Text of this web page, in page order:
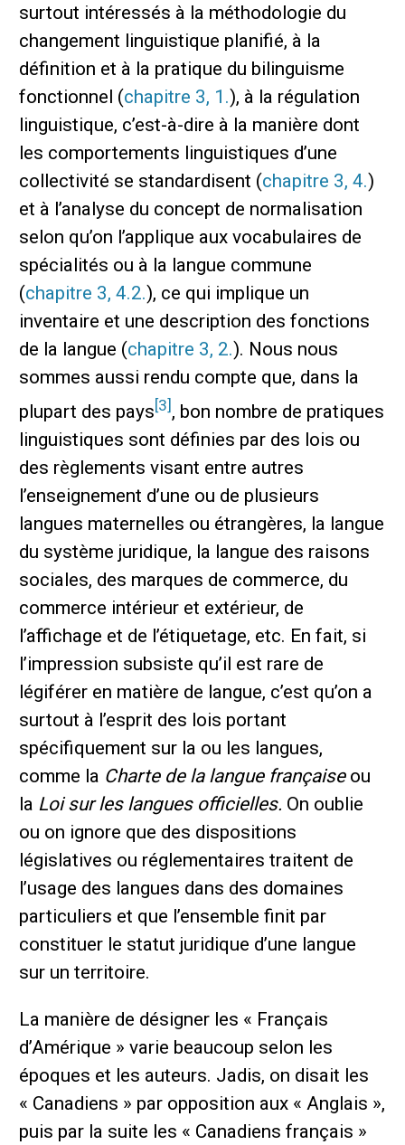
surtout intéressés à la méthodologie du
changement linguistique planifié, à la
définition et à la pratique du bilinguisme
fonctionnel (chapitre 3, 1.), à la régulation
linguistique, c’est-à-dire à la manière dont
les comportements linguistiques d’une
collectivité se standardisent (chapitre 3, 4.)
et à l’analyse du concept de normalisation
selon qu’on l’applique aux vocabulaires de
spécialités ou à la langue commune
(chapitre 3, 4.2.), ce qui implique un
inventaire et une description des fonctions
de la langue (chapitre 3, 2.). Nous nous
sommes aussi rendu compte que, dans la
plupart des pays[3] , bon nombre de pratiques
linguistiques sont définies par des lois ou
des règlements visant entre autres
l’enseignement d’une ou de plusieurs
langues maternelles ou étrangères, la langue
du système juridique, la langue des raisons
sociales, des marques de commerce, du
commerce intérieur et extérieur, de
l’affichage et de l’étiquetage, etc. En fait, si
l’impression subsiste qu’il est rare de
légiférer en matière de langue, c’est qu’on a
surtout à l’esprit des lois portant
spécifiquement sur la ou les langues,
comme la Charte de la langue françaiseou
la Loi sur les langues officielles. On oublie
ou on ignore que des dispositions
législatives ou réglementaires traitent de
l’usage des langues dans des domaines
particuliers et que l’ensemble finit par
constituer le statut juridique d’une langue
sur un territoire.
La manière de désigner les « Français
d’Amérique » varie beaucoup selon les
époques et les auteurs. Jadis, on disait les
« Canadiens » par opposition aux « Anglais »,
puis par la suite les « Canadiens français »